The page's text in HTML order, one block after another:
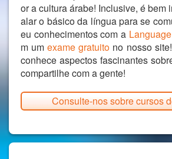
or a cultura árabe! Inclusive, é bem
alar o básico da língua para se
eu conhecimentos com a
m umexame gratuito no nosso
conhece aspectos fascinantes
compartilhe com a gente!
Consulte-nos sobre cursos